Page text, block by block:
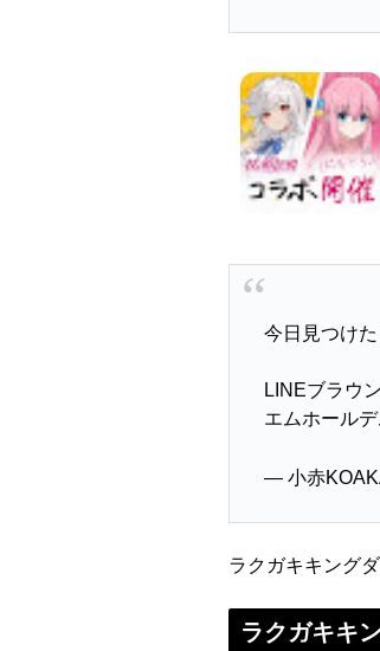
今日見つけ
LINEブラウ
エムホール
— 小赤
ラクガキキング
ラクガキキ